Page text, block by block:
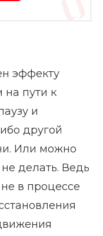
эффекту
на пути к
и
другой
Или можно
делать. Ведь
в процессе